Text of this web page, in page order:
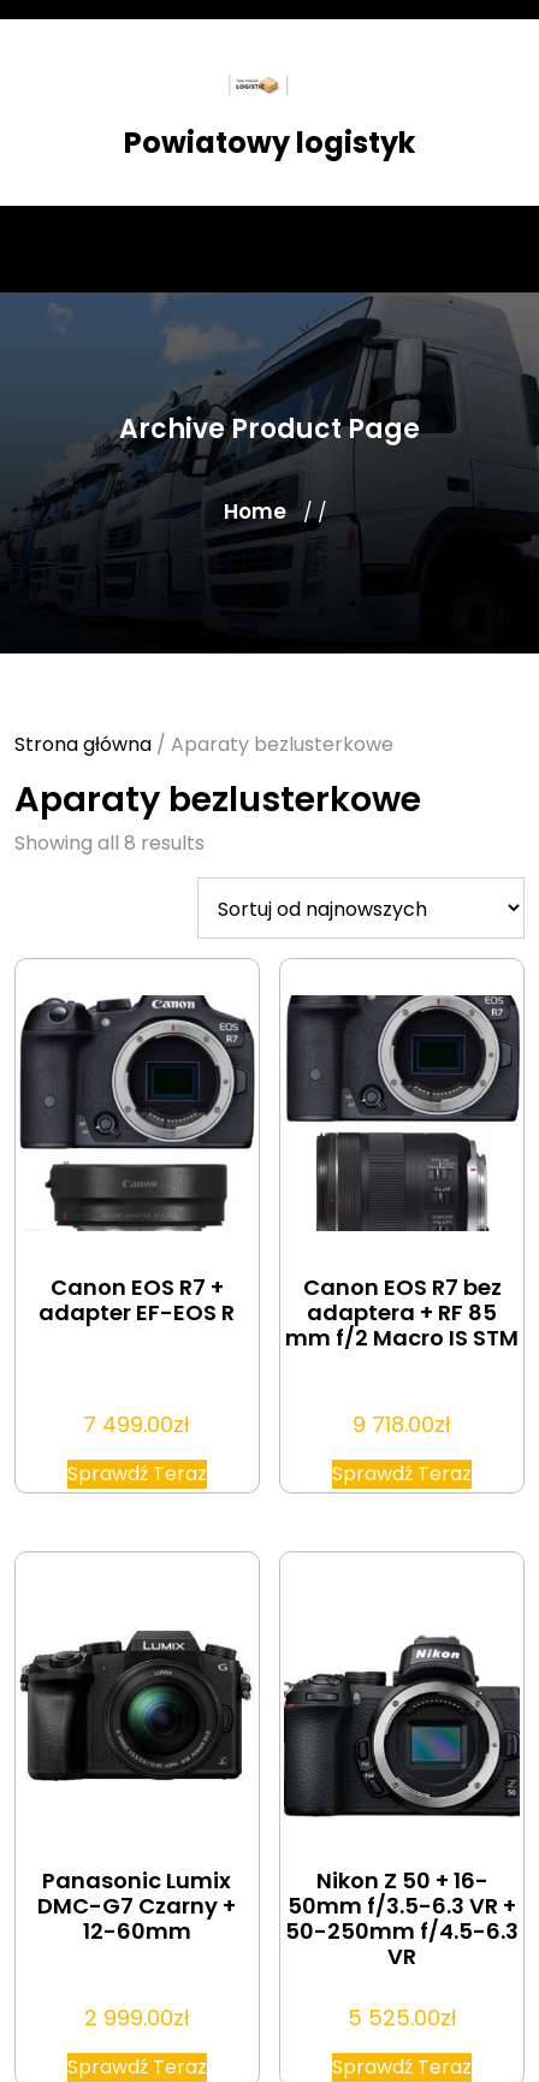
Skip
Powiatowy logistyk
Archive Product Page
Home / /
Strona główna / Aparaty bezlusterkowe
Aparaty bezlusterkowe
Showing all 8 results
by
latest
Canon EOS R7 +
adapter EF-EOS R
7 499.00zł
Sprawdź Teraz
Canon EOS R7 bez
adaptera + RF 85
mm f/2 Macro IS STM
9 718.00zł
Sprawdź Teraz
Panasonic Lumix
DMC-G7 Czarny +
12-60mm
2 999.00zł
Sprawdź Teraz
Nikon Z 50 + 16-
50mm f/3.5-6.3 VR +
50-250mm f/4.5-6.3
VR
5 525.00zł
Sprawdź Teraz